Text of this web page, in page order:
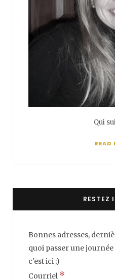
Qui
READ
RESTEZ
Bonnes adresses,
quoi passer une
c'est ici ;)
Courriel *